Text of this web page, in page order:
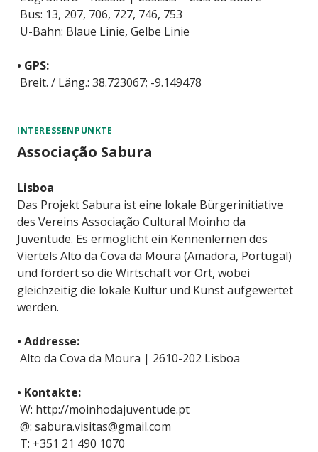
Bus: 13, 207, 706, 727, 746, 753
U-Bahn: Blaue Linie, Gelbe Linie
• GPS:
Breit. / Läng.: 38.723067; -9.149478
INTERESSENPUNKTE
Associação Sabura
Lisboa
Das Projekt Sabura ist eine lokale Bürgerinitiative
des Vereins Associação Cultural Moinho da
Juventude. Es ermöglicht ein Kennenlernen des
Viertels Alto da Cova da Moura (Amadora, Portugal)
und fördert so die Wirtschaft vor Ort, wobei
gleichzeitig die lokale Kultur und Kunst aufgewertet
werden.
• Addresse:
Alto da Cova da Moura | 2610-202 Lisboa
• Kontakte:
W: http://moinhodajuventude.pt
@: sabura.visitas@gmail.com
T: +351 21 490 1070